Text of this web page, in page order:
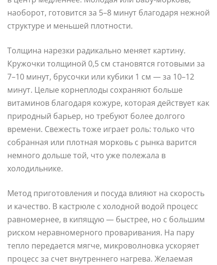
наоборот, готовится за 5–8 минут благодаря нежной
структуре и меньшей плотности.
Толщина нарезки радикально меняет картину.
Кружочки толщиной 0,5 см становятся готовыми за
7–10 минут, брусочки или кубики 1 см — за 10–12
минут. Целые корнеплоды сохраняют больше
витаминов благодаря кожуре, которая действует как
природный барьер, но требуют более долгого
времени. Свежесть тоже играет роль: только что
собранная или плотная морковь с рынка варится
немного дольше той, что уже полежала в
холодильнике.
Метод приготовления и посуда влияют на скорость
и качество. В кастрюле с холодной водой процесс
равномернее, в кипящую — быстрее, но с большим
риском неравномерного проваривания. На пару
тепло передается мягче, микроволновка ускоряет
процесс за счет внутреннего нагрева. Желаемая